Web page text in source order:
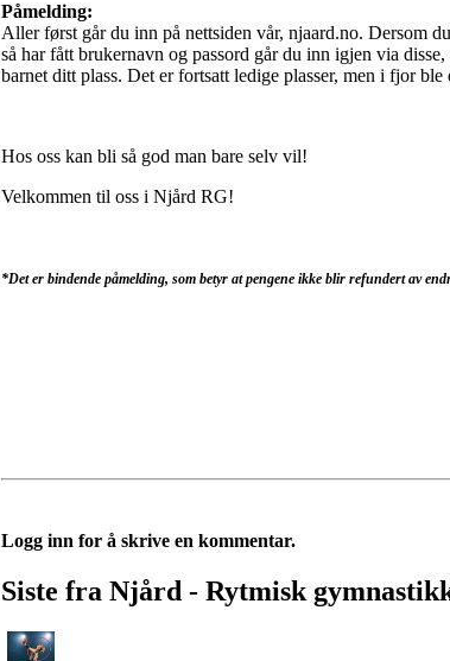
Påmelding:
Aller først går du inn på nettsiden vår, njaard.no. Dersom
så har fått brukernavn og passord går du inn igjen via
barnet ditt plass. Det er fortsatt ledige plasser, men i fjor ble
Hos oss kan bli så god man bare selv vil!
Velkommen til oss i Njård RG!
*Det er bindende påmelding, som betyr at pengene ikke blir refundert av
Logg inn for å skrive en kommentar.
Siste fra Njård - Rytmisk